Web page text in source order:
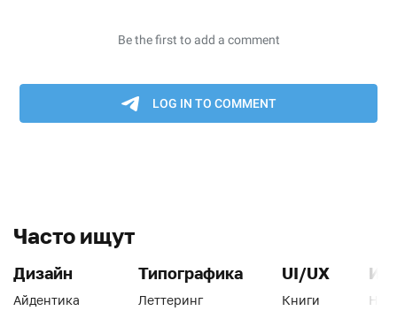
Часто ищут
Дизайн
Айдентика
Типографика
Леттеринг
UI/UX
Книги